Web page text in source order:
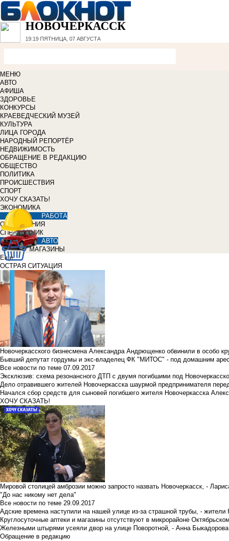
НОВОЧЕРКАССК
19:19 ПЯТНИЦА, 07 АВГУСТА
МЕНЮ
АВТО
АФИША
ЗДОРОВЬЕ
КОНКУРСЫ
КРАЕВЕДЧЕСКИЙ МУЗЕЙ
КУЛЬТУРА
ЛИЦА ГОРОДА
НАРОДНЫЙ РЕПОРТЁР
НЕДВИЖИМОСТЬ
ОБРАЩЕНИЕ В РЕДАКЦИЮ
ОБЩЕСТВО
ПОЛИТИКА
ПРОИСШЕСТВИЯ
СПОРТ
ХОЧУ СКАЗАТЬ!
ЭКОНОМИКА
РАБОТА
ОБЪЯВЛЕНИЯ
СПРАВОЧНИК
АВТО
МАГАЗИНЫ
Еще
ОСТРАЯ СИТУАЦИЯ
Новочеркасского бизнесмена Александра Андрющенко обвинили в особо
Бывший депутат гордумы и экс-владелец ФК "МИТОС" - под домашним
Все новости по теме 07.09.2017
Эксклюзив: схема резонансного ДТП с двумя погибшими под
Дело отравившего жителей Новочеркасска шаурмой предпринимателя
Начался сбор средств для сыновей погибшего жителя Новочеркасска
ХОЧУ СКАЗАТЬ!
Мировой столицей амброзии можно запросто назвать Новочеркасск, -
"До нас никому нет дела"
Все новости по теме 29.09.2017
Адские времена наступили на нашей улице из-за страшной трубы, - жители
Круглосуточные аптеки и магазины отсутствуют в микрорайоне
Железными штырями усеяли двор на улице Поворотной, - Анна Быкадорова
Обращение в редакцию